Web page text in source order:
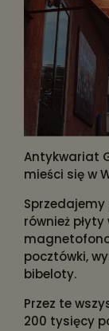
Antykwariat
mieści się w
Sprzedajemy
również płyty
pocztówki,
bibeloty.
Przez te
200 tysięcy